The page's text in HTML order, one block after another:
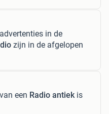
advertenties in de
zijn in de afgelopen
een Radio antiek is